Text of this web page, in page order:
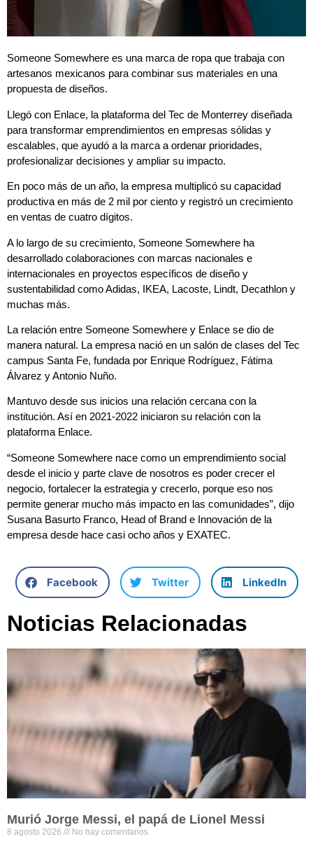
Someone Somewhere es una marca de ropa que trabaja con
artesanos mexicanos para combinar sus materiales en una
propuesta de diseños.
Llegó con Enlace, la plataforma del Tec de Monterrey diseñada
para transformar emprendimientos en empresas sólidas y
escalables, que ayudó a la marca a ordenar prioridades,
profesionalizar decisiones y ampliar su impacto.
En poco más de un año, la empresa multiplicó su capacidad
productiva en más de 2 mil por ciento y registró un crecimiento
en ventas de cuatro dígitos.
A lo largo de su crecimiento, Someone Somewhere ha
desarrollado colaboraciones con marcas nacionales e
internacionales en proyectos específicos de diseño y
sustentabilidad como Adidas, IKEA, Lacoste, Lindt, Decathlon y
muchas más.
La relación entre Someone Somewhere y Enlace se dio de
manera natural. La empresa nació en un salón de clases del Tec
campus Santa Fe, fundada por Enrique Rodríguez, Fátima
Álvarez y Antonio Nuño.
Mantuvo desde sus inicios una relación cercana con la
institución. Así en 2021-2022 iniciaron su relación con la
plataforma Enlace.
“Someone Somewhere nace como un emprendimiento social
desde el inicio y parte clave de nosotros es poder crecer el
negocio, fortalecer la estrategia y crecerlo, porque eso nos
permite generar mucho más impacto en las comunidades”, dijo
Susana Basurto Franco, Head of Brand e Innovación de la
empresa desde hace casi ocho años y EXATEC.
Facebook Twitter LinkedIn
Noticias Relacionadas
Murió Jorge Messi, el papá de Lionel Messi
8 agosto 2026 No hay comentarios